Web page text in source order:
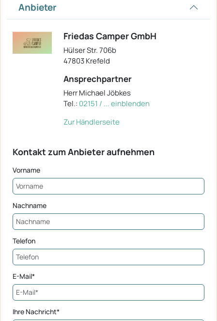
Anbieter
Friedas Camper GmbH
Hülser Str. 706b
47803 Krefeld
Ansprechpartner
Herr Michael Jöbkes
Tel.: 02151 / ... einblenden
Zur Händlerseite
Kontakt zum Anbieter aufnehmen
Vorname
Nachname
Telefon
E-Mail*
Ihre Nachricht*